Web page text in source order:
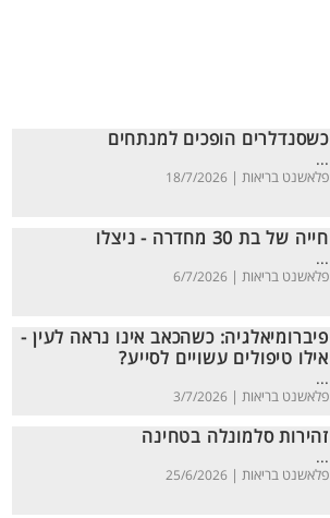
כשסנדלרים הופכים למנתחים
...
פלאשנט בריאות | 18/7/2026
חייה של בת 30 מחדרה - ניצלו
...
פלאשנט בריאות | 6/7/2026
פיברומיאלגיה: כשהכאב אינו נראה לעין -
אילו טיפולים עשויים לסייע?
...
פלאשנט בריאות | 3/7/2026
זהירות סלמונלה בטחינה
...
פלאשנט בריאות | 25/6/2026